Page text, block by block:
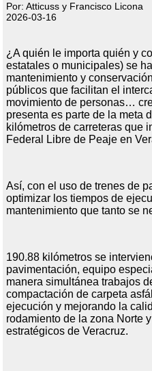
Por: Atticuss y Francisco Licona
2026-03-16
¿A quién le importa quién y
estatales o municipales) se
mantenimiento y
públicos que facilitan el
movimiento de personas…
presenta es parte de la meta
kilómetros de carreteras que
Federal Libre de Peaje en
Así, con el uso de trenes de
optimizar los tiempos de
mantenimiento que tanto se
190.88 kilómetros se
pavimentación, equipo
manera simultánea trabajos
compactación de carpeta
ejecución y mejorando la
rodamiento de la zona Norte
estratégicos de Veracruz.